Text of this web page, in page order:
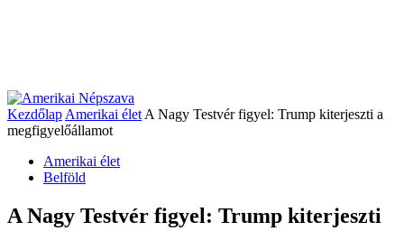
Kezdőlap Amerikai élet A Nagy Testvér figyel: Trump kiterjeszti a
megfigyelőállamot
Amerikai élet
Belföld
A Nagy Testvér figyel: Trump kiterjeszti